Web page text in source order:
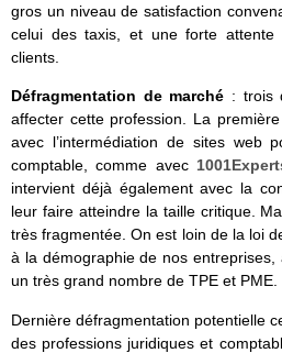
gros un niveau de satisfaction
celui des taxis, et une forte
clients.
Défragmentation de marché : trois
affecter cette profession. La
avec l’intermédiation de sites web
comptable, comme avec
intervient déjà également avec la
leur faire atteindre la taille critique.
très fragmentée. On est loin de la loi
à la démographie de nos
un très grand nombre de TPE et PME.
Dernière défragmentation potentielle
des professions juridiques et